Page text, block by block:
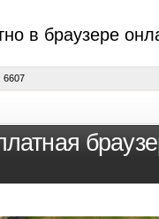
в браузере
6607